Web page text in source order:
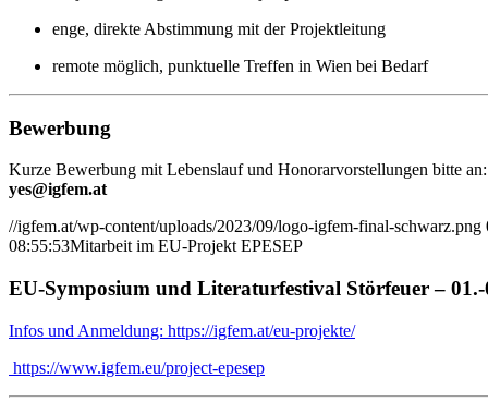
enge, direkte Abstimmung mit der Projektleitung
remote möglich, punktuelle Treffen in Wien bei Bedarf
Bewerbung
Kurze Bewerbung mit Lebenslauf und Honorarvorstellungen bitte an:
yes@igfem.at
//igfem.at/wp-content/uploads/2023/09/logo-igfem-final-schwarz.png
08:55:53Mitarbeit im EU-Projekt EPESEP
EU-Symposium und Literaturfestival Störfeuer –
Infos und Anmeldung: https://igfem.at/eu-projekte/
https://www.igfem.eu/project-epesep